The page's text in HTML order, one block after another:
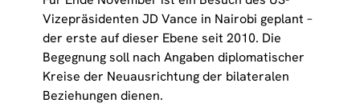
Vizepräsidenten JD Vance in Nairobi geplant –
der erste auf dieser Ebene seit 2010. Die
Begegnung soll nach Angaben diplomatischer
Kreise der Neuausrichtung der bilateralen
Beziehungen dienen.